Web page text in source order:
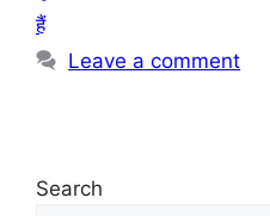
हैं
Leave a comment
Search